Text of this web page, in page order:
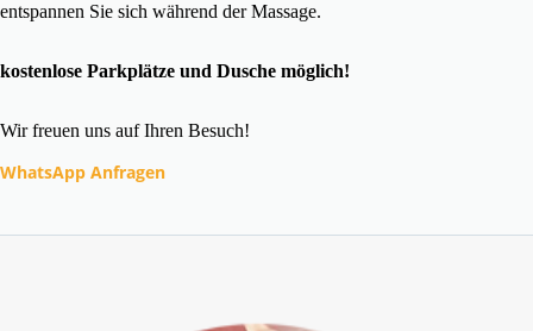
entspannen Sie sich während der Massage.
kostenlose Parkplätze und Dusche möglich!
Wir freuen uns auf Ihren Besuch!
WhatsApp Anfragen